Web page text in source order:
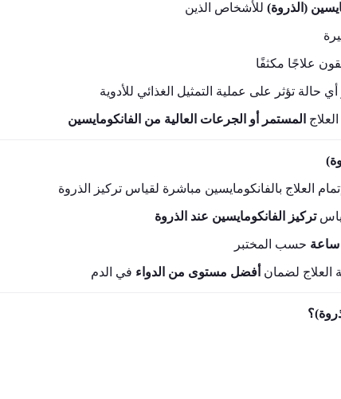
(الذروة)
علاجًا مكثفًا
أي حالة تؤثر على عملية التمثيل الغذائي للأدوية
المستمر أو الجرعات العالية من الفانكومايسين
تركيز الفانكومايسين عند الذروة
العلاج لضمان أفضل مستوى من الدواء